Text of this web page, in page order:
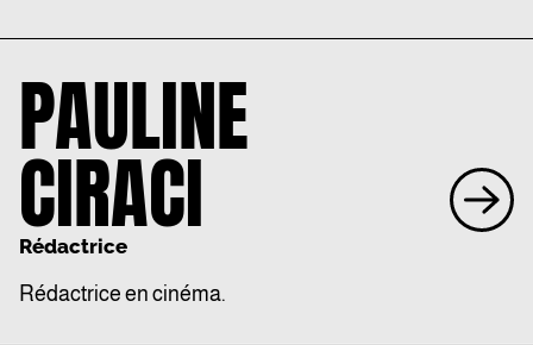
PAULINE
CIRACI
Rédactrice
Rédactrice en cinéma.